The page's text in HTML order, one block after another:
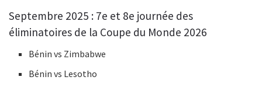
Septembre 2025 : 7e et 8e journée des
éliminatoires de la Coupe du Monde 2026
Bénin vs Zimbabwe
Bénin vs Lesotho